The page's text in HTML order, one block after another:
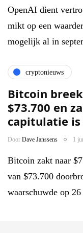
OpenAI dient
mikt op een
mogelijk al in
cryptonieuws
Bitcoin
$73.700 en
capitulatie
Door Dave Janssens 1
Bitcoin zakt naar
van $73.700
waarschuwde op